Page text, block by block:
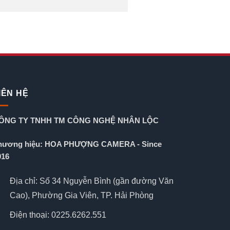
HỆ
TY TNHH TM CÔNG NGHỆ NHÂN LỘC
hiệu: HOA PHƯỢNG CAMERA - Since
Địa chỉ: Số 34 Nguyễn Bình (gần đường Văn
Cao), Phường Gia Viên, TP. Hải Phòng
Điện thoại: 0225.6262.551